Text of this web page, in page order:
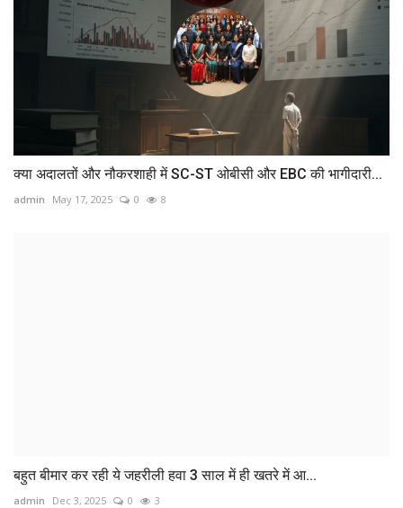
क्या अदालतों और नौकरशाही में SC-ST ओबीसी और EBC की भागीदारी...
admin May 17, 2025 0 8
बहुत बीमार कर रही ये जहरीली हवा 3 साल में ही खतरे में आ...
admin Dec 3, 2025 0 3